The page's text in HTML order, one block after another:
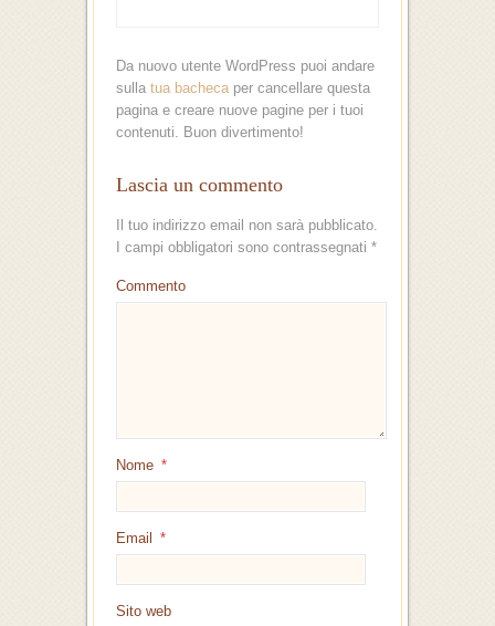
Da nuovo utente WordPress puoi andare
sulla tua bacheca per cancellare questa
pagina e creare nuove pagine per i tuoi
contenuti. Buon divertimento!
Lascia un commento
Il tuo indirizzo email non sarà pubblicato.
I campi obbligatori sono contrassegnati *
Commento
Nome *
Email *
Sito web